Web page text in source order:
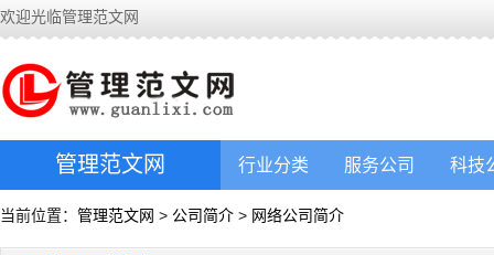
欢迎光临管理范文网
管理范文网 行业分类 服务公司 科技
当前位置： 管理范文网 > 公司简介 > 网络公司简介